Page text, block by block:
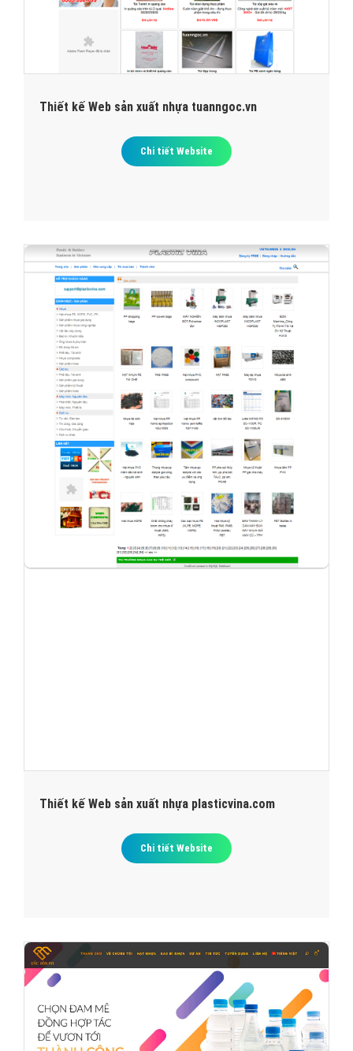
Thiết kế Web sản xuất nhựa tuanngoc.vn
Chi tiết Website
Thiết kế Web sản xuất nhựa plasticvina.com
Chi tiết Website